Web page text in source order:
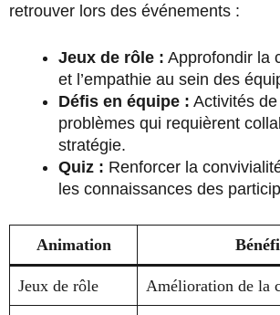
retrouver lors des événements :
Jeux de rôle : Approfondir la
et l’empathie au sein des
Défis en équipe : Activités
problèmes qui requièrent
stratégie.
Quiz : Renforcer la
les connaissances des
Animation
Jeux de rôle Amélioration de la